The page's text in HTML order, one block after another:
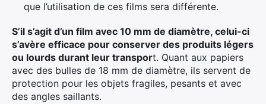
que l’utilisation de ces films sera différente.
S’il s’agit d’un film avec 10 mm de diamètre, celui-ci
s’avère efficace pour conserver des produits légers
ou lourds durant leur transport. Quant aux papiers
avec des bulles de 18 mm de diamètre, ils servent de
protection pour les objets fragiles, pesants et avec
des angles saillants.